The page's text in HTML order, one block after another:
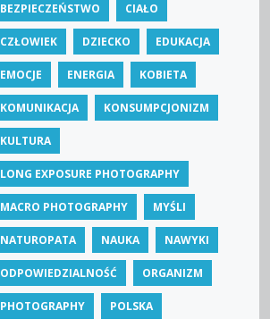
BEZPIECZEŃSTWO CIAŁO
CZŁOWIEK DZIECKO EDUKACJA
EMOCJE ENERGIA KOBIETA
KOMUNIKACJA KONSUMPCJONIZM
KULTURA
LONG EXPOSURE PHOTOGRAPHY
MACRO PHOTOGRAPHY MYŚLI
NATUROPATA NAUKA NAWYKI
ODPOWIEDZIALNOŚĆ ORGANIZM
PHOTOGRAPHY POLSKA